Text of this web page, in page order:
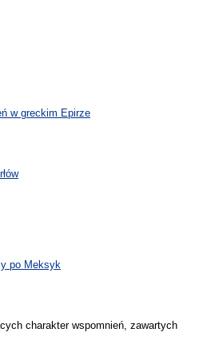
w greckim Epirze
po Meksyk
charakter wspomnień, zawartych